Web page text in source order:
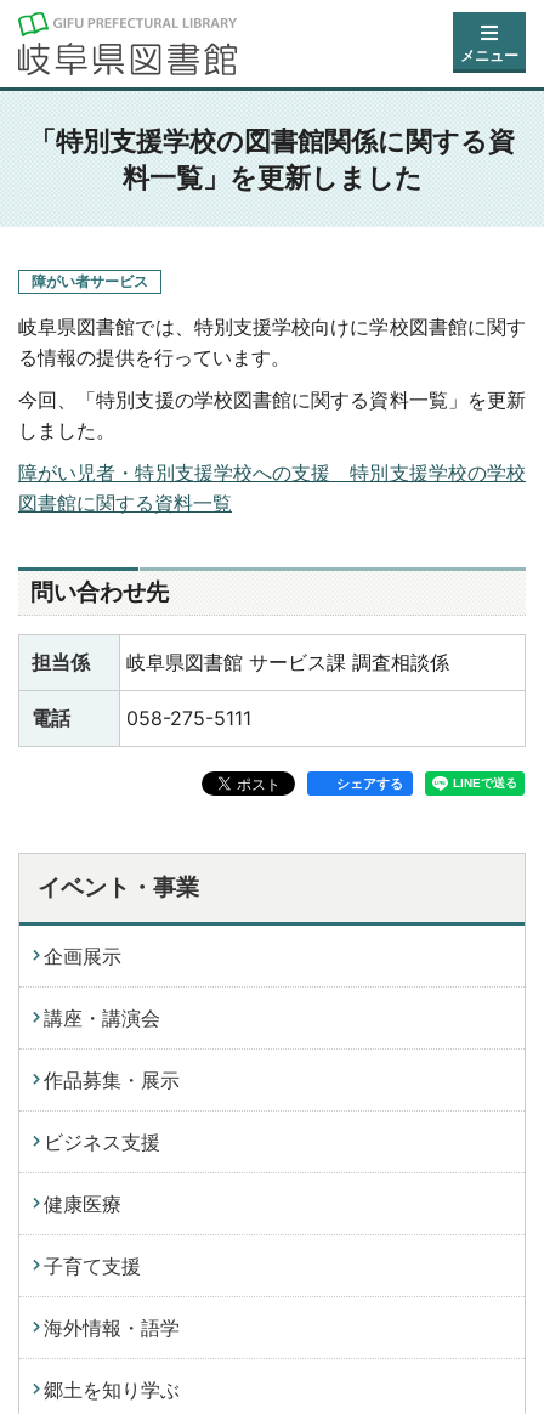
メニュー
「特別支援学校の図書館関係に関する資
料一覧」を更新しました
障がい者サービス
岐阜県図書館では、特別支援学校向けに学校図書館に関す
る情報の提供を行っています。
今回、「特別支援の学校図書館に関する資料一覧」を更新
しました。
障がい児者・特別支援学校への支援 特別支援学校の学校
図書館に関する資料一覧
問い合わせ先
担当係 岐阜県図書館 サービス課 調査相談係
電話 058-275-5111
シェアする
イベント・事業
企画展示
講座・講演会
作品募集・展示
ビジネス支援
健康医療
子育て支援
海外情報・語学
郷土を知り学ぶ